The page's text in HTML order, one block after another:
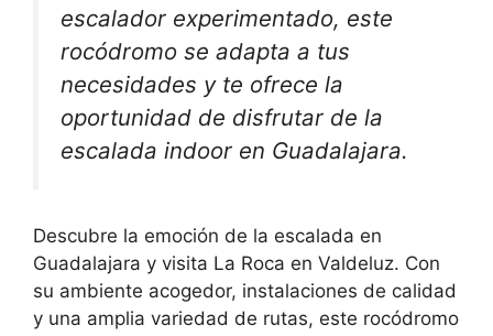
escalador experimentado, este
rocódromo se adapta a tus
necesidades y te ofrece la
oportunidad de disfrutar de la
escalada indoor en Guadalajara.
Descubre la emoción de la escalada en
Guadalajara y visita La Roca en Valdeluz. Con
su ambiente acogedor, instalaciones de calidad
y una amplia variedad de rutas, este rocódromo